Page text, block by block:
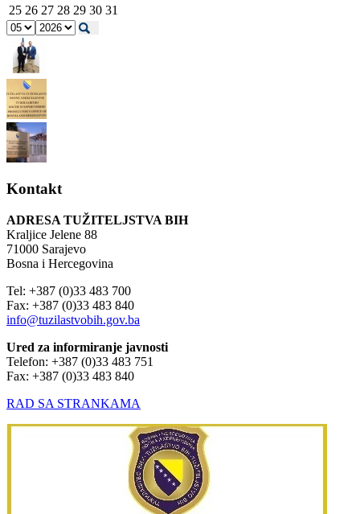
25 26 27 28 29 30 31
Kontakt
ADRESA TUŽITELJSTVA BIH
Kraljice Jelene 88
71000 Sarajevo
Bosna i Hercegovina
Tel: +387 (0)33 483 700
Fax: +387 (0)33 483 840
info@tuzilastvobih.gov.ba
Ured za informiranje javnosti
Telefon: +387 (0)33 483 751
Fax: +387 (0)33 483 840
RAD SA STRANKAMA